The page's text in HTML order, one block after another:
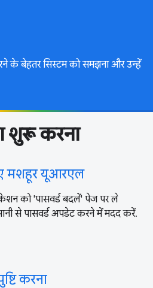
के बेहतर सिस्टम को समझना और उन्हें
शुरू करना
मशहूर यूआरएल
को 'पासवर्ड बदलें' पेज पर ले
से पासवर्ड अपडेट करने में मदद करें.
करना